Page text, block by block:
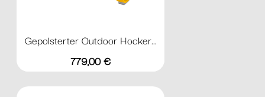
Gepolsterter Outdoor Hocker...
Preis
779,00 €